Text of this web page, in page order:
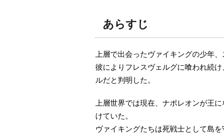
あらすじ
上層で出会ったヴァイキングの少年、
彼によりフレスヴェルグに喰われ続
ルだと判明した。
上層世界では現在、ナポレオンが王
けていた。
ヴァイキングたちは死戦士として島